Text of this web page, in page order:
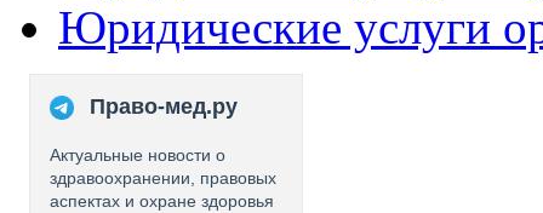
Юридические услуги
Право-мед.ру
Актуальные новости о
здравоохранении, правовых
аспектах и охране здоровья